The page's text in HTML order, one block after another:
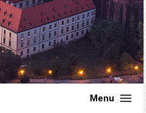
Menu